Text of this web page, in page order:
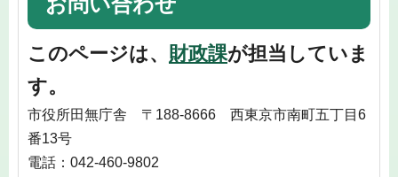
このページは、 財政課が担当していま
す。
市役所田無庁舎 〒188-8666 西東京市南町五丁目6
番13号
電話：042-460-9802